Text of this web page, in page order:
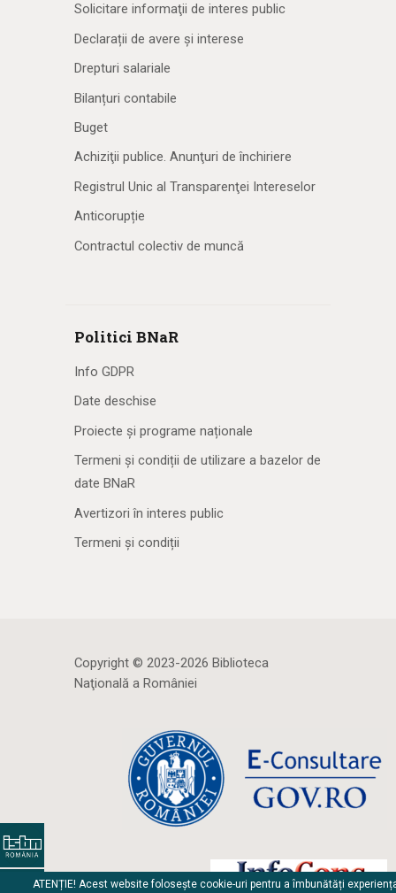
Solicitare informaţii de interes public
Declarații de avere și interese
Drepturi salariale
Bilanțuri contabile
Buget
Achiziţii publice. Anunţuri de închiriere
Registrul Unic al Transparenţei Intereselor
Anticorupție
Contractul colectiv de muncă
Politici BNaR
Info GDPR
Date deschise
Proiecte și programe naționale
Termeni și condiții de utilizare a bazelor de
date BNaR
Avertizori în interes public
Termeni și condiții
Copyright © 2023-2026 Biblioteca
Naţională a României
ATENȚIE! Acest website folosește cookie-uri pentru a îmbunătăți